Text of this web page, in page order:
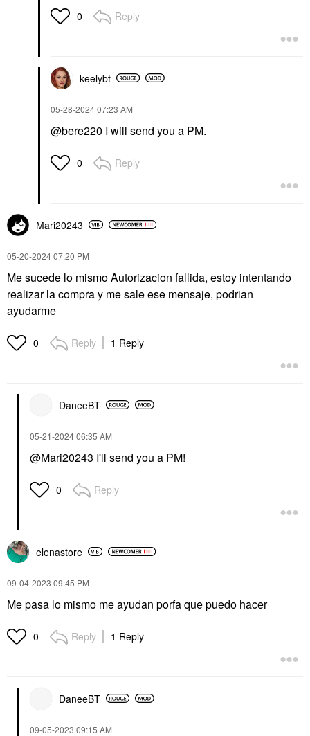
0 Reply
keelybt
‎05-28-202407:23 AM
@bere220 I will send you a PM.
0 Reply
Mari20243
‎05-20-202407:20 PM
Me sucede lo mismo Autorizacion fallida, estoy intentando
realizar la compra y me sale ese mensaje, podrian
ayudarme
0 Reply 1 Reply
DaneeBT
‎05-21-202406:35 AM
@Mari20243 I'll send you a PM!
0 Reply
elenastore
‎09-04-2023 09:45 PM
Me pasa lo mismo me ayudan porfa que puedo hacer
0 Reply 1 Reply
DaneeBT
‎09-05-2023 09:15 AM